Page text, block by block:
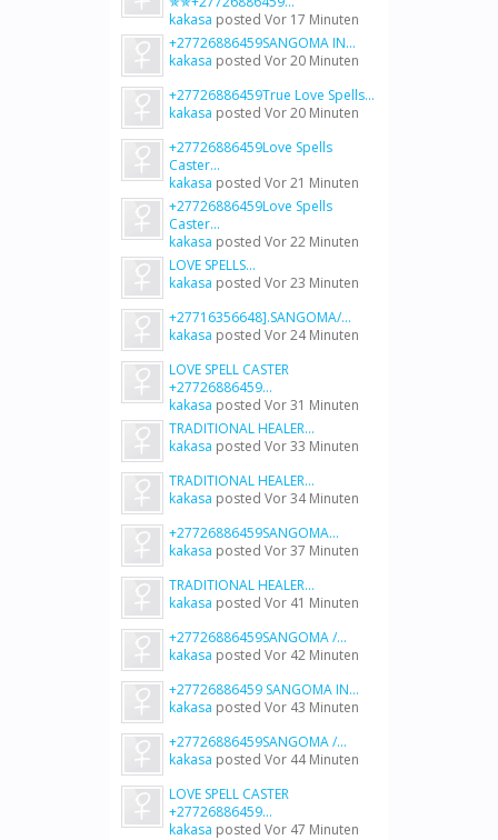
kakasa posted Vor 17 Minuten
+27726886459SANGOMA IN...
kakasa posted Vor 20 Minuten
+27726886459True Love Spells...
kakasa posted Vor 20 Minuten
+27726886459Love Spells
Caster...
kakasa posted Vor 21 Minuten
+27726886459Love Spells
Caster...
kakasa posted Vor 22 Minuten
LOVE SPELLS...
kakasa posted Vor 23 Minuten
+27716356648].SANGOMA/...
kakasa posted Vor 24 Minuten
LOVE SPELL CASTER
+27726886459...
kakasa posted Vor 31 Minuten
TRADITIONAL HEALER...
kakasa posted Vor 33 Minuten
TRADITIONAL HEALER...
kakasa posted Vor 34 Minuten
+27726886459SANGOMA...
kakasa posted Vor 37 Minuten
TRADITIONAL HEALER...
kakasa posted Vor 41 Minuten
+27726886459SANGOMA /...
kakasa posted Vor 42 Minuten
+27726886459 SANGOMA IN...
kakasa posted Vor 43 Minuten
+27726886459SANGOMA /...
kakasa posted Vor 44 Minuten
LOVE SPELL CASTER
+27726886459...
kakasa posted Vor 47 Minuten